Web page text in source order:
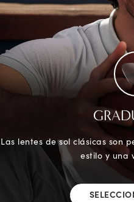
Las lentes de sol clásicas son
estilo y una